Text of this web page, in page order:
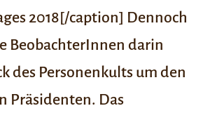
2018[/caption] Dennoch
BeobachterInnen darin
des Personenkults um den
Präsidenten. Das